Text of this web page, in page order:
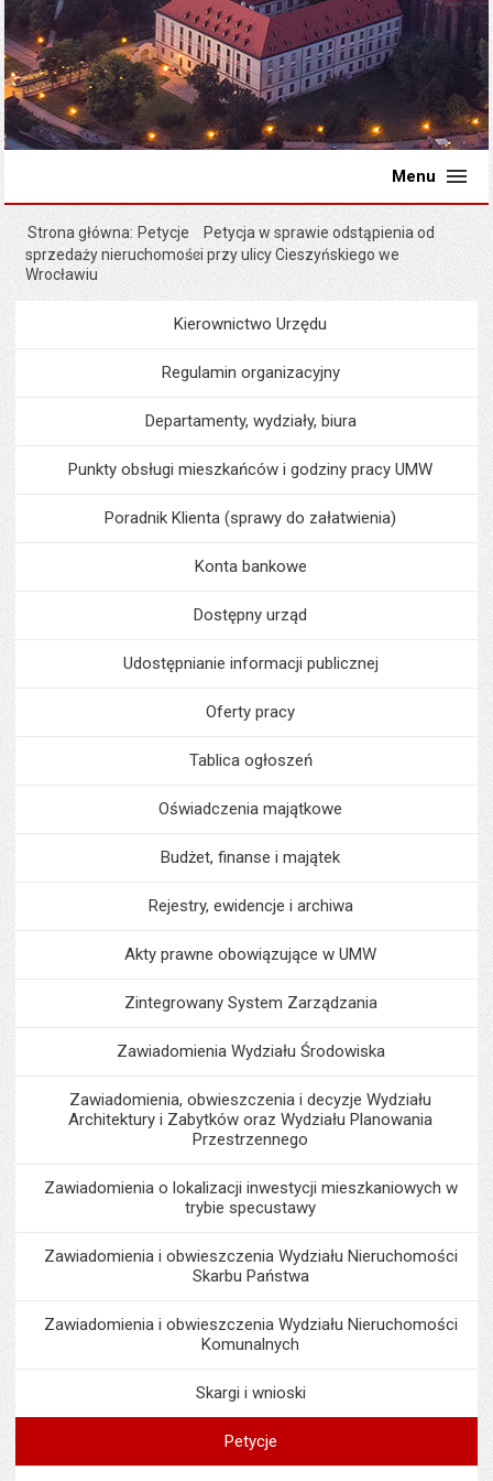
Menu
Strona główna Petycje
Petycja w sprawie odstąpienia od
sprzedaży nieruchomości przy ulicy Cieszyńskiego we
Wrocławiu
MenuUrząd Miejski
Kierownictwo Urzędu
Regulamin organizacyjny
Departamenty, wydziały, biura
Punkty obsługi mieszkańców i godziny pracy UMW
Poradnik Klienta (sprawy do załatwienia)
Konta bankowe
Dostępny urząd
Udostępnianie informacji publicznej
Oferty pracy
Tablica ogłoszeń
Oświadczenia majątkowe
Budżet, finanse i majątek
Rejestry, ewidencje i archiwa
Akty prawne obowiązujące w UMW
Zintegrowany System Zarządzania
Zawiadomienia Wydziału Środowiska
Zawiadomienia, obwieszczenia i decyzje Wydziału
Architektury i Zabytków oraz Wydziału Planowania
Przestrzennego
Zawiadomienia o lokalizacji inwestycji mieszkaniowych w
trybie specustawy
Zawiadomienia i obwieszczenia Wydziału Nieruchomości
Skarbu Państwa
Zawiadomienia i obwieszczenia Wydziału Nieruchomości
Komunalnych
Skargi i wnioski
Petycje